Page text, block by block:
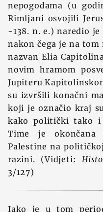
nepogodama (u
Rimljani osvojili
-138. n. e.) naredio
nakon čega je na
nazvan Elia
novim hramom
Jupiteru
su izvršili konačni
koji je označio kraj
kako politički tako i
Time je
Palestine na
razini. (Vidjeti:
3/127)
Iako je u tom